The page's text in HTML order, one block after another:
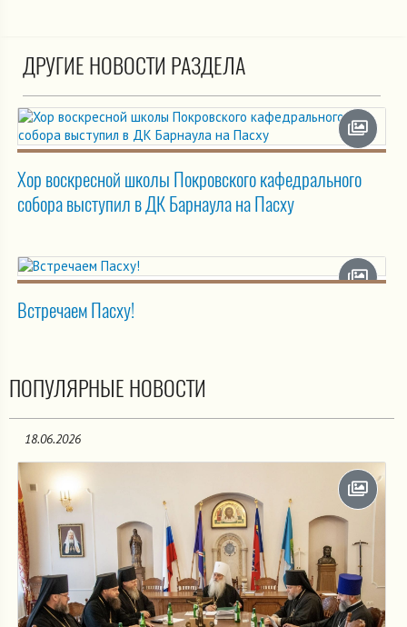
ДРУГИЕ НОВОСТИ РАЗДЕЛА
Хор воскресной школы Покровского кафедрального
собора выступил в ДК Барнаула на Пасху
Встречаем Пасху!
ПОПУЛЯРНЫЕ НОВОСТИ
18.06.2026